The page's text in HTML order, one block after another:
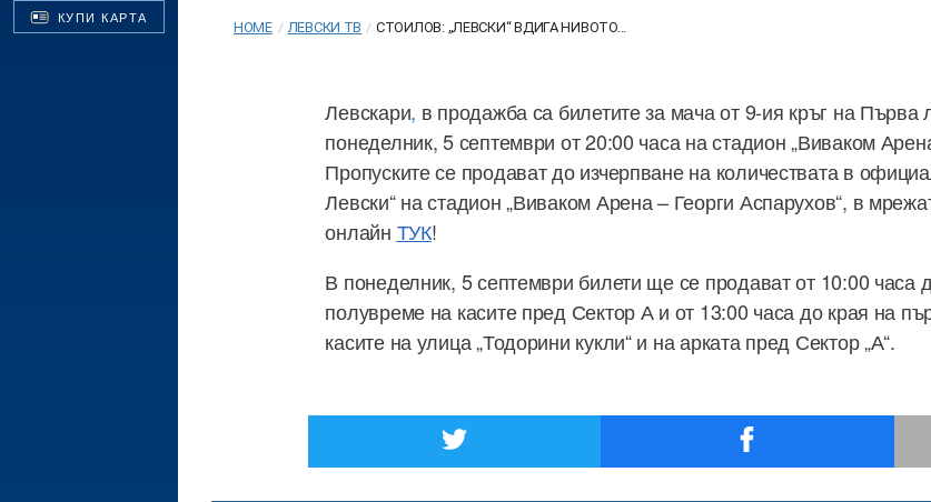
КУПИ КАРТА
HOME / ЛЕВСКИ ТВ / СТОИЛОВ: „ЛЕВСКИ“ ВДИГА НИВОТО...
Левскари, в продажба са билетите за мача от 9-ия кръг на Първа
понеделник, 5 септември от 20:00 часа на стадион „Виваком
Пропуските се продават до изчерпване на количествата в
Левски“ на стадион „Виваком Арена – Георги Аспарухов“, в
онлайн ТУК!
В понеделник, 5 септември билети ще се продават от 10:00 часа
полувреме на касите пред Сектор А и от 13:00 часа до края на
касите на улица „Тодорини кукли“ и на арката пред Сектор „А“.